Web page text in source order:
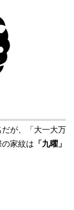
だが、「大一大万
家紋は 「九曜」